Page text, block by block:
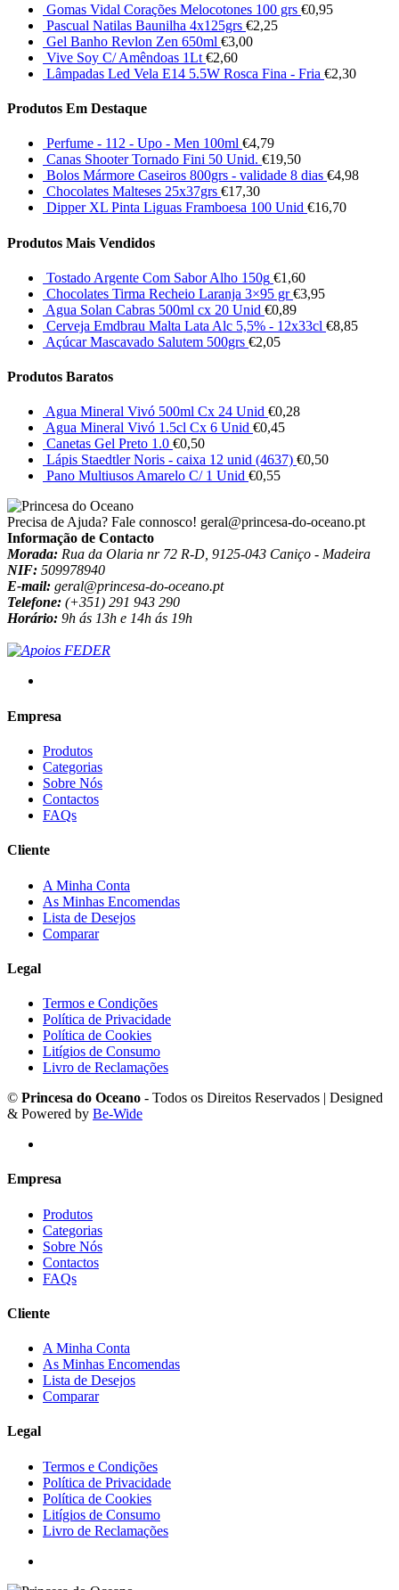
Gomas Vidal Corações Melocotones 100 grs €0,95
Pascual Natilas Baunilha 4x125grs €2,25
Gel Banho Revlon Zen 650ml €3,00
Vive Soy C/ Amêndoas 1Lt €2,60
Lâmpadas Led Vela E14 5.5W Rosca Fina - Fria €2,30
Produtos Em Destaque
Perfume - 112 - Upo - Men 100ml €4,79
Canas Shooter Tornado Fini 50 Unid. €19,50
Bolos Mármore Caseiros 800grs - validade 8 dias €4,98
Chocolates Malteses 25x37grs €17,30
Dipper XL Pinta Liguas Framboesa 100 Unid €16,70
Produtos Mais Vendidos
Tostado Argente Com Sabor Alho 150g €1,60
Chocolates Tirma Recheio Laranja 3×95 gr €3,95
Agua Solan Cabras 500ml cx 20 Unid €0,89
Cerveja Emdbrau Malta Lata Alc 5,5% - 12x33cl €8,85
Açúcar Mascavado Salutem 500grs €2,05
Produtos Baratos
Agua Mineral Vivó 500ml Cx 24 Unid €0,28
Agua Mineral Vivó 1.5cl Cx 6 Unid €0,45
Canetas Gel Preto 1.0 €0,50
Lápis Staedtler Noris - caixa 12 unid (4637) €0,50
Pano Multiusos Amarelo C/ 1 Unid €0,55
Precisa de Ajuda? Fale connosco! geral@princesa-do-oceano.pt
Informação de Contacto
Morada: Rua da Olaria nr 72 R-D, 9125-043 Caniço - Madeira
NIF: 509978940
E-mail: geral@princesa-do-oceano.pt
Telefone: (+351) 291 943 290
Horário: 9h ás 13h e 14h ás 19h
Empresa
Produtos
Categorias
Sobre Nós
Contactos
FAQs
Cliente
A Minha Conta
As Minhas Encomendas
Lista de Desejos
Comparar
Legal
Termos e Condições
Política de Privacidade
Política de Cookies
Litígios de Consumo
Livro de Reclamações
© Princesa do Oceano - Todos os Direitos Reservados | Designed
& Powered by Be-Wide
Empresa
Produtos
Categorias
Sobre Nós
Contactos
FAQs
Cliente
A Minha Conta
As Minhas Encomendas
Lista de Desejos
Comparar
Legal
Termos e Condições
Política de Privacidade
Política de Cookies
Litígios de Consumo
Livro de Reclamações